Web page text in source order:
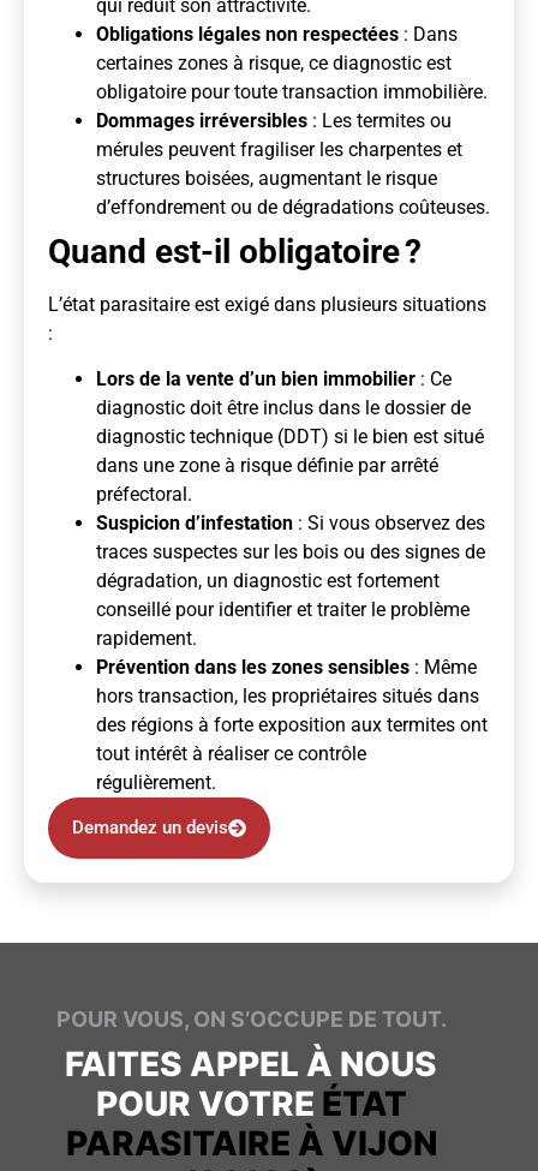
qui réduit son attractivité.
Obligations légales non respectées : Dans
certaines zones à risque, ce diagnostic est
obligatoire pour toute transaction immobilière.
Dommages irréversibles : Les termites ou
mérules peuvent fragiliser les charpentes et
structures boisées, augmentant le risque
d’effondrement ou de dégradations coûteuses.
Quand est-il obligatoire ?
L’état parasitaire est exigé dans plusieurs situations
:
Lors de la vente d’un bien immobilier : Ce
diagnostic doit être inclus dans le dossier de
diagnostic technique (DDT) si le bien est situé
dans une zone à risque définie par arrêté
préfectoral.
Suspicion d’infestation : Si vous observez des
traces suspectes sur les bois ou des signes de
dégradation, un diagnostic est fortement
conseillé pour identifier et traiter le problème
rapidement.
Prévention dans les zones sensibles : Même
hors transaction, les propriétaires situés dans
des régions à forte exposition aux termites ont
tout intérêt à réaliser ce contrôle
régulièrement.
Demandez un devis
POUR VOUS, ON S’OCCUPE DE TOUT.
FAITES APPEL À NOUS
POUR VOTRE ÉTAT
PARASITAIRE À VIJON